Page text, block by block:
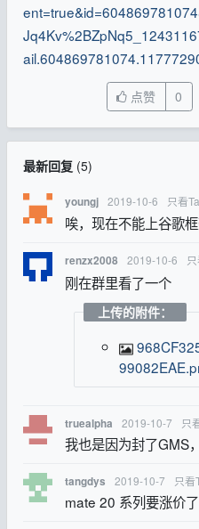
点赞 0
最新回复(5)
youngj 2019-10-6 只看Ta
唉，现在不能上谷歌框
renzx2008 2019-10-6
刚在群里看了一个
上传的附件：
968CF325-0790-4B42-9E85-F0D3
truealpha 2019-10-7 只
我也是因为封了GMS
tangdys 2019-10-7 只看
mate 20 系列要涨价了